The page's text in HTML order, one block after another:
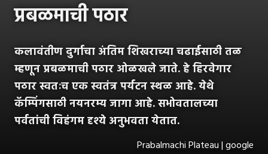
प्रबळमाची पठार
कलावंतीण दुर्गाचा अंतिम शिखराच्या चढाईसाठी तळ
म्हणून प्रबळमाची पठार ओळखले जाते. हे हिरवेगार
पठार स्वतःच एक स्वतंत्र पर्यटन स्थळ आहे. येथे
कॅम्पिंगसाठी नयनरम्य जागा आहे. सभोवतालच्या
पर्वतांची विहंगम दृश्ये अनुभवता येतात.
Prabalmachi Plateau | google